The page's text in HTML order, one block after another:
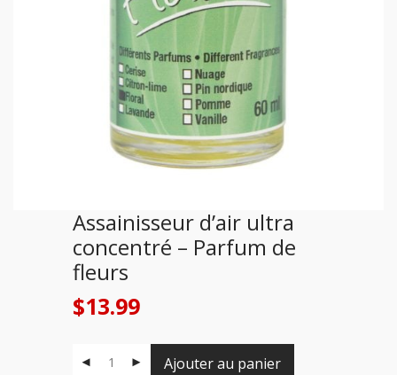
Assainisseur d’air ultra
concentré – Parfum de
fleurs
$13.99
Ajouter au panier